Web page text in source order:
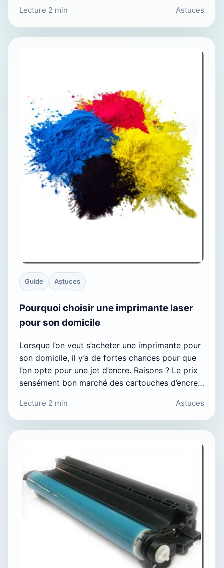
Lecture 2 min Astuces
Guide Astuces
Pourquoi choisir une imprimante laser
pour son domicile
Lorsque l’on veut s’acheter une imprimante pour
son domicile, il y’a de fortes chances pour que
l’on opte pour une jet d’encre. Raisons ? Le prix
sensément bon marché des cartouches d’encre…
Lecture 2 min Astuces